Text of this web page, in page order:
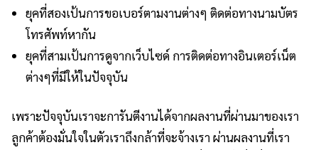
ยุคที่สองเป้นการขอเบอร์ตามงานต่างๆ ติดต่อทางนามบัตร
โทรศัพท์หากัน
ยุคที่สามเป้นการดูจากเว็บไซด์ การติดต่อทางอินเตอร์เน็ต
ต่างๆที่มีให้ในปัจจุบัน
เพราะปัจจุบันเราจะการันตีงานได้จากผลงานที่ผ่านมาของเรา
ลูกค้าต้องมั่นใจในตัวเราถึงกล้าที่จะจ้างเรา ผ่านผลงานที่เรา